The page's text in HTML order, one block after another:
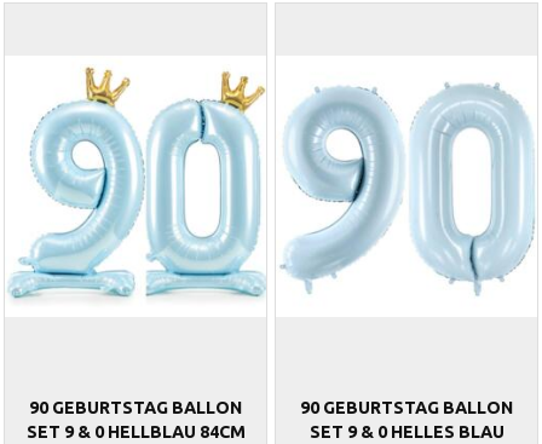
90 GEBURTSTAG BALLON
SET 9 & 0 HELLBLAU 84CM
90 GEBURTSTAG BALLON
SET 9 & 0 HELLES BLAU